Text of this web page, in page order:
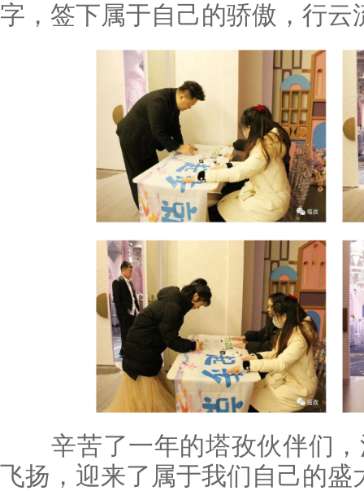
字，签下属于自己的骄傲，行云
辛苦了一年的塔孜伙伴们，
飞扬，迎来了属于我们自己的盛